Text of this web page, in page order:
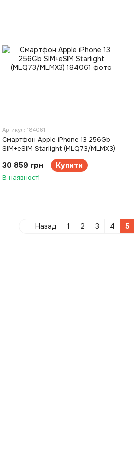
Артикул: 184061
Смартфон Apple iPhone 13 256Gb
SIM+eSIM Starlight (MLQ73/MLMX3)
30 859 грн Купити
В наявності
Назад 1 2 3 4 5